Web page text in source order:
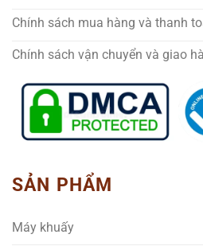
Chính sách mua hàng và thanh
Chính sách vận chuyển và giao
SẢN PHẨM
Máy khuấy